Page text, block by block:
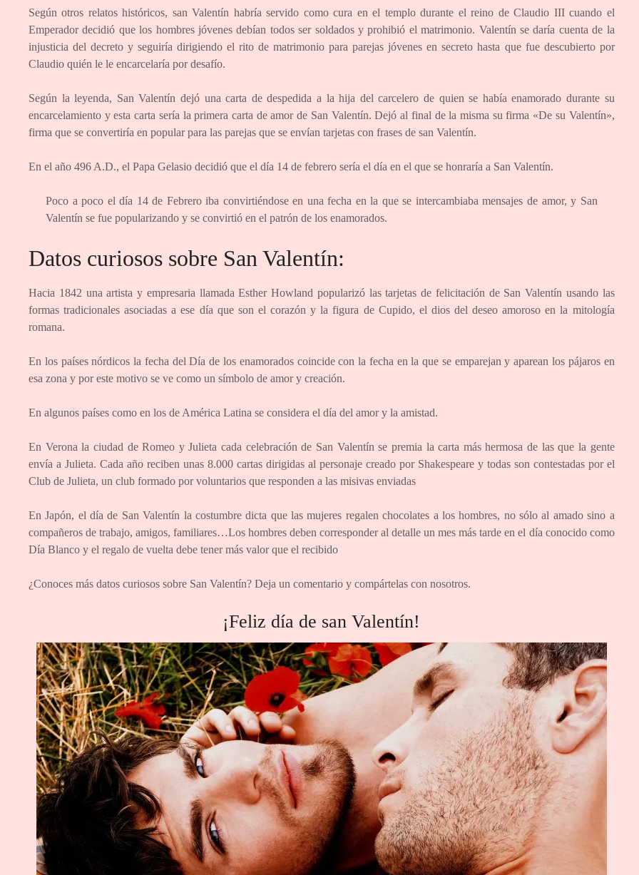
Según otros relatos históricos, san Valentín habría servido como cura en el templo durante el reino de Claudio III cuando el
Emperador decidió que los hombres jóvenes debían todos ser soldados y prohibió el matrimonio. Valentín se daría cuenta de la
injusticia del decreto y seguiría dirigiendo el rito de matrimonio para parejas jóvenes en secreto hasta que fue descubierto por
Claudio quién le le encarcelaría por desafío.
Según la leyenda, San Valentín dejó una carta de despedida a la hija del carcelero de quien se había enamorado durante su
encarcelamiento y esta carta sería la primera carta de amor de San Valentín. Dejó al final de la misma su firma «De su Valentín»,
firma que se convertiría en popular para las parejas que se envían tarjetas con frases de san Valentín.
En el año 496 A.D., el Papa Gelasio decidió que el día 14 de febrero sería el día en el que se honraría a San Valentín.
Poco a poco el día 14 de Febrero iba convirtiéndose en una fecha en la que se intercambiaba mensajes de amor, y San
Valentín se fue popularizando y se convirtió en el patrón de los enamorados.
Datos curiosos sobre San Valentín:
Hacia 1842 una artista y empresaria llamada Esther Howland popularizó las tarjetas de felicitación de San Valentín usando las
formas tradicionales asociadas a ese día que son el corazón y la figura de Cupido, el dios del deseo amoroso en la mitología
romana.
En los países nórdicos la fecha del Día de los enamorados coincide con la fecha en la que se emparejan y aparean los pájaros en
esa zona y por este motivo se ve como un símbolo de amor y creación.
En algunos países como en los de América Latina se considera el día del amor y la amistad.
En Verona la ciudad de Romeo y Julieta cada celebración de San Valentín se premia la carta más hermosa de las que la gente
envía a Julieta. Cada año reciben unas 8.000 cartas dirigidas al personaje creado por Shakespeare y todas son contestadas por el
Club de Julieta, un club formado por voluntarios que responden a las misivas enviadas
En Japón, el día de San Valentín la costumbre dicta que las mujeres regalen chocolates a los hombres, no sólo al amado sino a
compañeros de trabajo, amigos, familiares…Los hombres deben corresponder al detalle un mes más tarde en el día conocido como
Día Blanco y el regalo de vuelta debe tener más valor que el recibido
¿Conoces más datos curiosos sobre San Valentín? Deja un comentario y compártelas con nosotros.
¡Feliz día de san Valentín!